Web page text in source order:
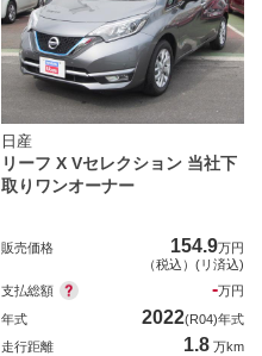
日産
リーフ X Vセレクション 当社下
取りワンオーナー
販売価格 154.9万円
（税込）(リ済込)
支払総額
-万円
年式
2022(R04)年式
走行距離
1.8 万km